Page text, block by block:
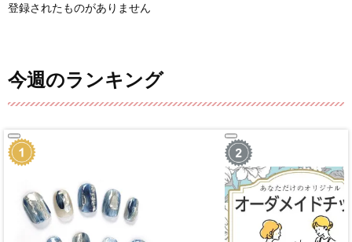
登録されたものがありません
今週のランキング